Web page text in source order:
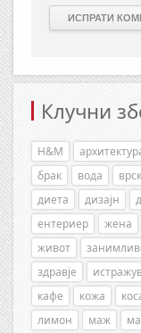
Клучни
H&M
брак
вода
диета
дизајн
ентериер
жена
живот
здравје
кафе
кожа
лимон
маж